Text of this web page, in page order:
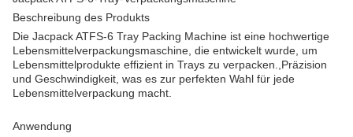
Beschreibung des Produkts
Die Jacpack ATFS-6 Tray Packing Machine ist eine hochwertige
Lebensmittelverpackungsmaschine, die entwickelt wurde, um
Lebensmittelprodukte effizient in Trays zu verpacken.,Präzision
und Geschwindigkeit, was es zur perfekten Wahl für jede
Lebensmittelverpackung macht.
Anwendung